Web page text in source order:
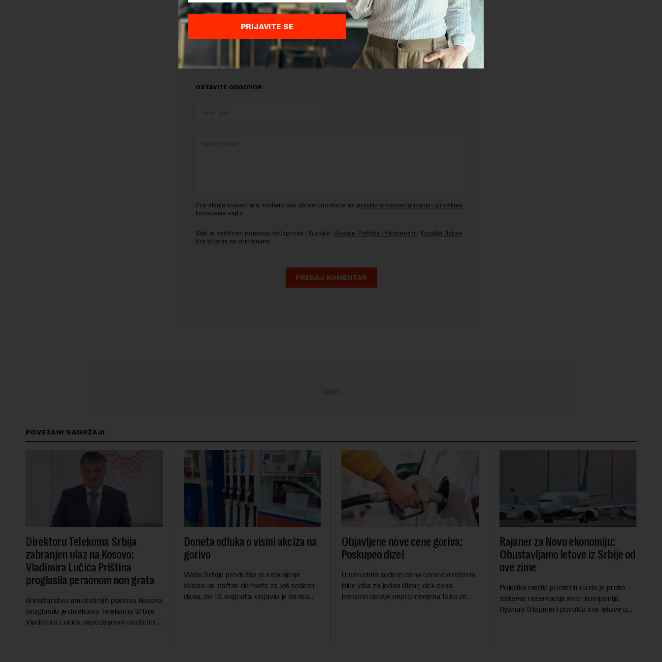
Preuzimanje delova teksta je dozvoljeno, ali uz obavezno navođenje izvora i uz postavljanje linka
ka izvornom tekstu na novaekonomija.rs
OSTAVITE ODGOVOR
Pre slanja komentara, molimo vas da se upoznate sa pravilima komentarisanja i pravilima
korišćenja sajta.
Sajt je zaštićen pomocu reCaptcha i Google. Google Politika Privatnosti i Google Uslovi
Korišćenja su primenjeni.
POVEZANI SADRŽAJI
Direktoru Telekoma Srbija
zabranjen ulaz na Kosovo:
Vladimira Lučića Priština
proglasila personom non grata
Ministarstvo unutrašnjih poslova Kosova
proglasilo je direktora Telekoma Srbije
Vladimira Lučića nepoželjnom osobom i
Doneta odluka o visini akciza na
gorivo
Vlada Srbije produžila je smanjenje
akciza na naftne derivate za još sedam
dana, do 16. avgusta, objavio je danas
Objavljene nove cene goriva:
Poskupeo dizel
U narednih sedam dana cena evrodizela
biće viša za jedan dinar, dok cena
benzina ostaje nepromenjena.Tako će
Rajaner za Novu ekonomiju:
Obustavljamo letove iz Srbije od
ove zime
Pojedini mediji primetili su da je preko
sistema rezervacija avio-kompanija
Ryanair (Rajaner) povukla sve letove iz
PRIJAVITE SE